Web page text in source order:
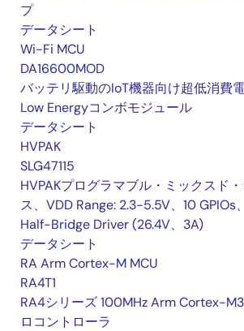
プ
データシート
Wi-Fi MCU
DA16600MOD
バッテリ駆動のIoT機器向け超低消費
Low Energyコンボモジュール
データシート
HVPAK
SLG47115
HVPAKプログラマブル・ミックスド
ス、VDD Range: 2.3-5.5V、10 GPIOs
Half-Bridge Driver (26.4V、3A)
データシート
RA Arm Cortex-M MCU
RA4T1
RA4シリーズ 100MHz Arm Cortex-
ロコントローラ